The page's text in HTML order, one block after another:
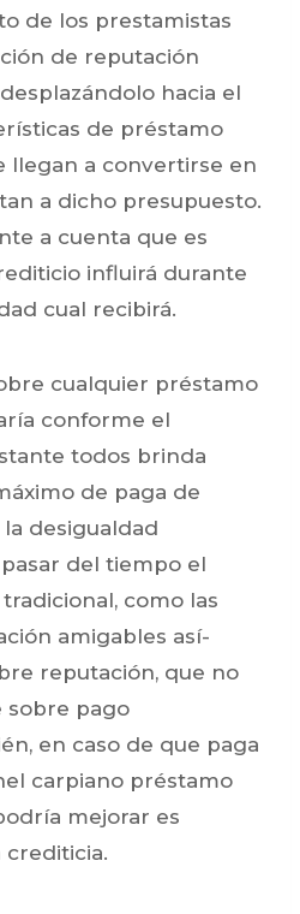
de los prestamistas
de reputación
hacia el
de préstamo
llegan a convertirse en
a dicho presupuesto.
a cuenta que es
influirá durante
cual recibirá.
cualquier préstamo
conforme el
todos brinda
de paga de
la desigualdad
del tiempo el
como las
amigables así­
reputación, que no
sobre pago
en caso de que paga
carpiano préstamo
mejorar es
crediticia.